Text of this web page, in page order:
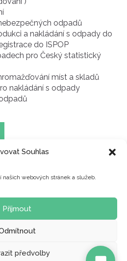
Souhlas
webových stránek a služeb.
Příjmout
předvolby
odpadů
a nakládání s odpady do
do ISPOP
pro Český statistický
míst a skladů
nakládání s odpady
COOKIES
s.r.o., Všechna práva vyhrazena.